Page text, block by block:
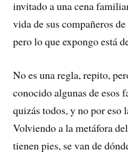
invitado a una cena
vida de sus compañeros
pero lo que expongo está
No es una regla, repito,
conocido algunas de esos
quizás todos, y no por eso
Volviendo a la metáfora
tienen pies, se van de